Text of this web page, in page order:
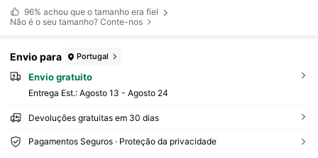
96% achou que o tamanho era fiel
Não é o seu tamanho? Conte-nos
Envio para Portugal
Envio gratuito
Entrega Est.: Agosto 13 - Agosto 24
Devoluções gratuitas em 30 dias
Pagamentos Seguros · Proteção da privacidade